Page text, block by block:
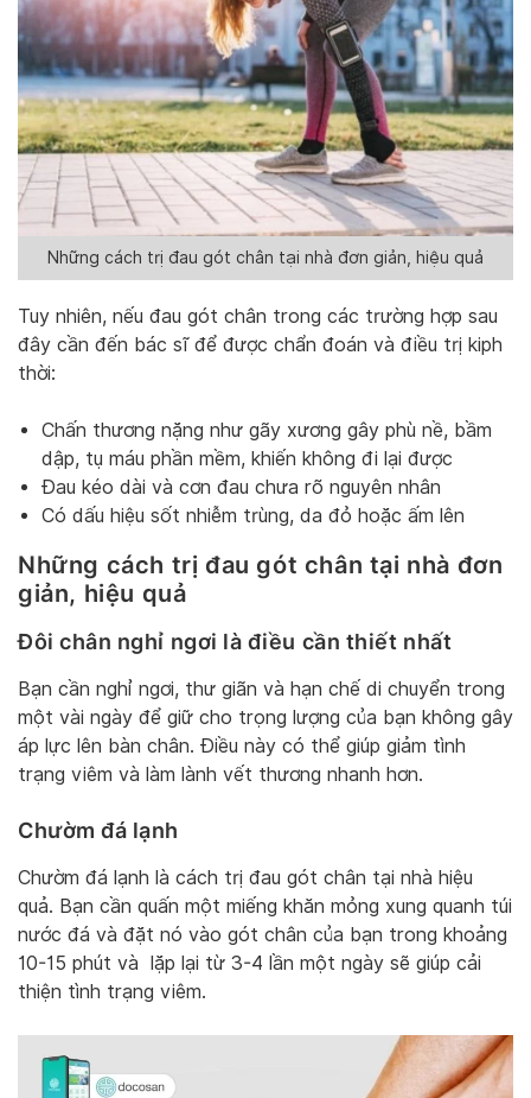
Những cách trị đau gót chân tại nhà đơn giản, hiệu quả
Tuy nhiên, nếu đau gót chân trong các trường hợp sau
đây cần đến bác sĩ để được chẩn đoán và điều trị kiph
thời:
Chấn thương nặng như gãy xương gây phù nề, bầm
dập, tụ máu phần mềm, khiến không đi lại được
Đau kéo dài và cơn đau chưa rõ nguyên nhân
Có dấu hiệu sốt nhiễm trùng, da đỏ hoặc ấm lên
Những cách trị đau gót chân tại nhà đơn
giản, hiệu quả
Đôi chân nghỉ ngơi là điều cần thiết nhất
Bạn cần nghỉ ngơi, thư giãn và hạn chế di chuyển trong
một vài ngày để giữ cho trọng lượng của bạn không gây
áp lực lên bàn chân. Điều này có thể giúp giảm tình
trạng viêm và làm lành vết thương nhanh hơn.
Chườm đá lạnh
Chườm đá lạnh là cách trị đau gót chân tại nhà hiệu
quả. Bạn cần quấn một miếng khăn mỏng xung quanh túi
nước đá và đặt nó vào gót chân của bạn trong khoảng
10-15 phút và lặp lại từ 3-4 lần một ngày sẽ giúp cải
thiện tình trạng viêm.